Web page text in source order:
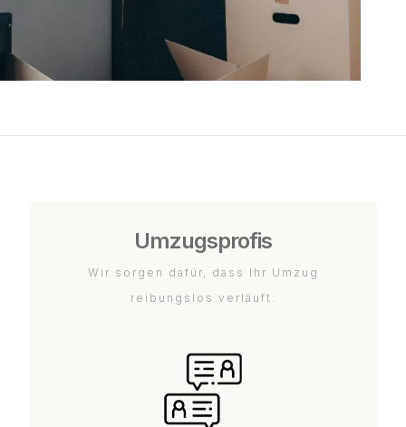
Umzugsprofis
Wir sorgen dafür, dass Ihr Umzug
reibungslos verläuft.